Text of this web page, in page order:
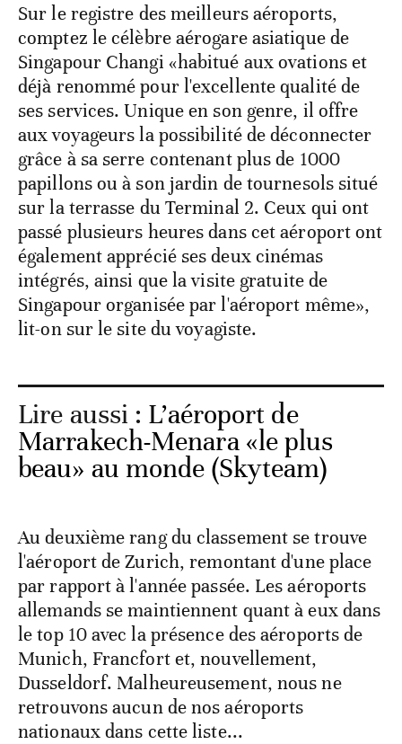
Sur le registre des meilleurs aéroports,
comptez le célèbre aérogare asiatique de
Singapour Changi «habitué aux ovations et
déjà renommé pour l'excellente qualité de
ses services. Unique en son genre, il offre
aux voyageurs la possibilité de déconnecter
grâce à sa serre contenant plus de 1000
papillons ou à son jardin de tournesols situé
sur la terrasse du Terminal 2. Ceux qui ont
passé plusieurs heures dans cet aéroport ont
également apprécié ses deux cinémas
intégrés, ainsi que la visite gratuite de
Singapour organisée par l'aéroport même»,
lit-on sur le site du voyagiste.
Lire aussi : L’aéroport de
Marrakech-Menara «le plus
beau» au monde (Skyteam)
Au deuxième rang du classement se trouve
l'aéroport de Zurich, remontant d'une place
par rapport à l'année passée. Les aéroports
allemands se maintiennent quant à eux dans
le top 10 avec la présence des aéroports de
Munich, Francfort et, nouvellement,
Dusseldorf. Malheureusement, nous ne
retrouvons aucun de nos aéroports
nationaux dans cette liste...